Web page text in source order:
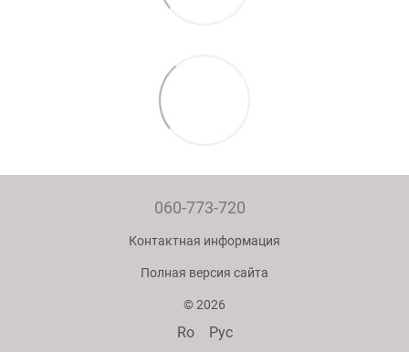
060-773-720
Контактная информация
Полная версия сайта
© 2026
Ro Рус